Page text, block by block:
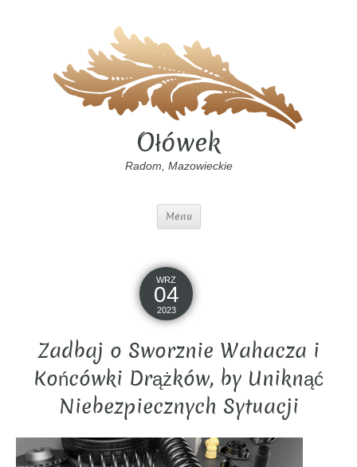
Ołówek
Radom, Mazowieckie
Menu
WRZ
04
2023
Zadbaj o Sworznie Wahacza i
Końcówki Drążków, by Uniknąć
Niebezpiecznych Sytuacji